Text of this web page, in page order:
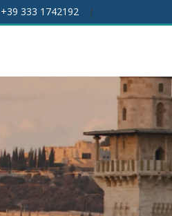
+39 333 1742192 |